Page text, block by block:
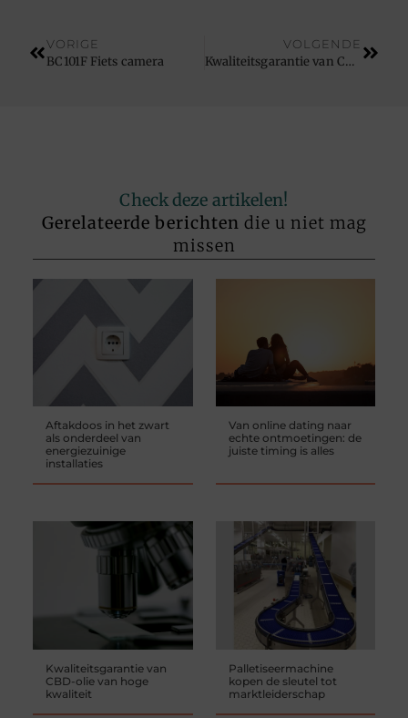
VORIGE
BC101F Fiets camera
VOLGENDE
Kwaliteitsgarantie van CBD-olie van hoge kwaliteit
Check deze artikelen!
Gerelateerde berichten die u niet mag
missen
Aftakdoos in het zwart
als onderdeel van
energiezuinige
installaties
Van online dating naar
echte ontmoetingen: de
juiste timing is alles
Kwaliteitsgarantie van
CBD-olie van hoge
kwaliteit
Palletiseermachine
kopen de sleutel tot
marktleiderschap